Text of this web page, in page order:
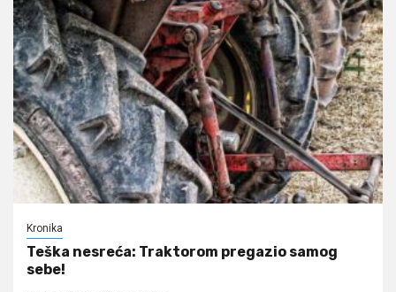
Kronika
Teška nesreća: Traktorom pregazio samog
sebe!